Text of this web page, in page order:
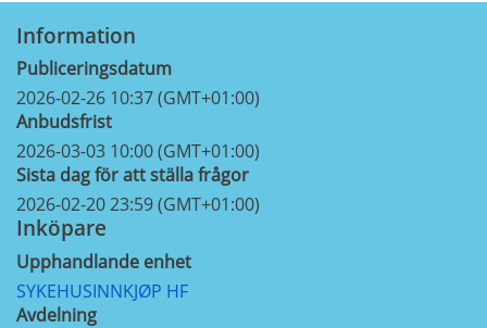
Information
Publiceringsdatum
2026-02-26 10:37 (GMT+01:00)
Anbudsfrist
2026-03-03 10:00 (GMT+01:00)
Sista dag för att ställa frågor
2026-02-20 23:59 (GMT+01:00)
Inköpare
Upphandlande enhet
SYKEHUSINNKJØP HF
Avdelning